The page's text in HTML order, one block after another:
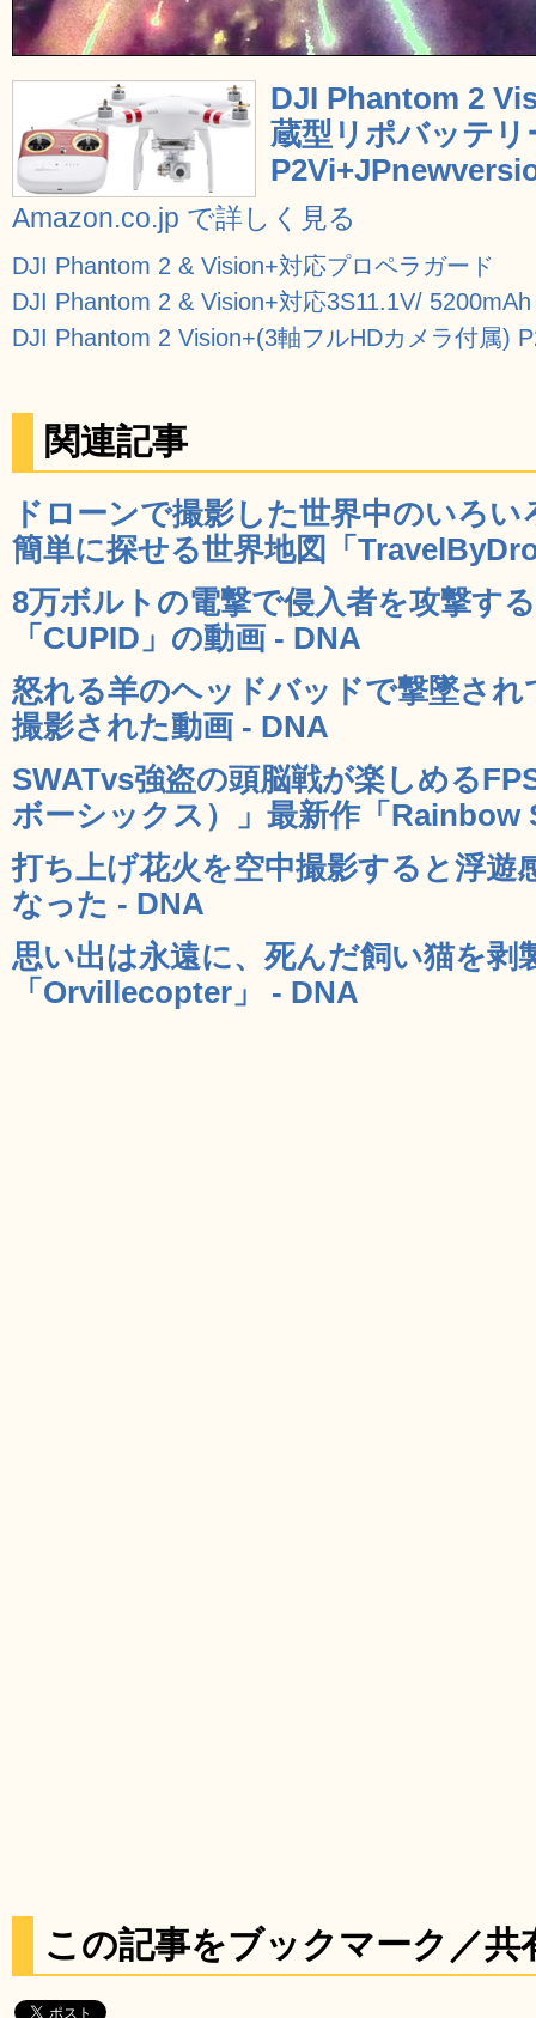
DJI Phantom 2
蔵型リポバッテ
Amazon.co.jp で詳しく見る
DJI Phantom 2 & Vision+対応プロペラガード
DJI Phantom 2 & Vision+対応3S11.1V/
DJI Phantom 2 Vision+(3軸フルHDカメラ付属)
関連記事
ドローンで撮影した世界中のいろ
簡単に探せる世界地図「
8万ボルトの電撃で侵入者を攻撃す
「CUPID」の動画 - DNA
怒れる羊のヘッドバッドで撃墜さ
撮影された動画 - DNA
SWATvs強盗の頭脳戦が楽しめる
ボーシックス）」最新作「Rainbow
打ち上げ花火を空中撮影すると浮遊
なった - DNA
思い出は永遠に、死んだ飼い猫を剥
「Orvillecopter」 - DNA
この記事をブックマーク／共